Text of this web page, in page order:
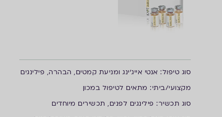
סוג טיפול: אנטי אייג'ינג ומניעת קמטים, הבהרה, פילינגים
מקצועי/ביתי: מתאים לטיפול במכון
סוג תכשיר: פילינגים לפנים, תכשירים מיוחדים